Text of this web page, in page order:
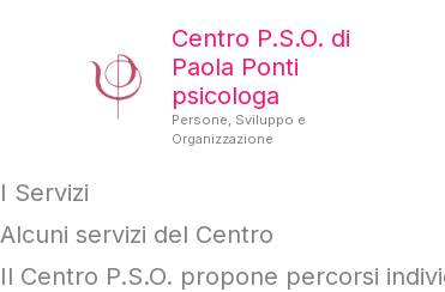
contenuto
Centro P.S.O. di
Paola Ponti
psicologa
Persone, Sviluppo e
Organizzazione
I Servizi
Alcuni servizi del Centro
Il Centro P.S.O. propone percorsi